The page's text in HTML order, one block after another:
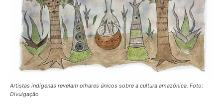
Artistas indígenas revelam olhares únicos sobre a cultura amazônica. Foto:
Divulgação